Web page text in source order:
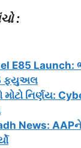
:
E85 Launch:
ફ્યુઅલ
મોટો નિર્ણય:
News: